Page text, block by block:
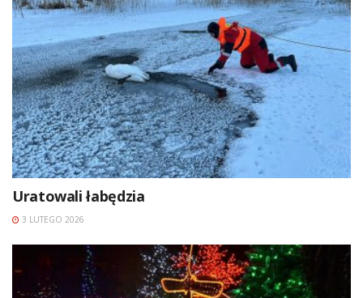
Uratowali łabędzia
3 LUTEGO 2026